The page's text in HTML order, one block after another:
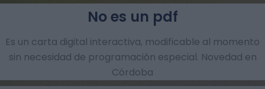
Es un carta digital interactiva, modificable al momento
sin necesidad de programación especial. Novedad en
Córdoba
No es un pdf